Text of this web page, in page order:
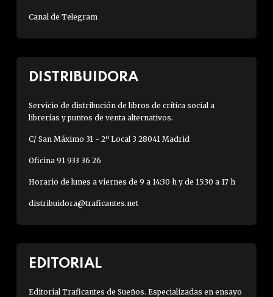
Canal de Telegram
DISTRIBUIDORA
Servicio de distribución de libros de crítica social a
librerías y puntos de venta alternativos.
C/ San Máximo 31 - 2º Local 3 28041 Madrid
Oficina 91 933 36 26
Horario de lunes a viernes de 9 a 14:30 h y de 15:30 a 17 h
distribuidora@traficantes.net
EDITORIAL
Editorial Traficantes de Sueños. Especializadas en ensayo